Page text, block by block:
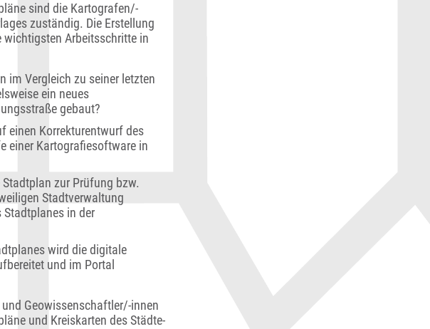
sind die Kartografen/-
zuständig. Die Erstellung
wichtigsten Arbeitsschritte in
im Vergleich zu seiner letzten
ein neues
gebaut?
einen Korrekturentwurf des
einer Kartografiesoftware in
zur Prüfung bzw.
Stadtverwaltung
Stadtplanes in der
wird die digitale
und im Portal
Geowissenschaftler/-innen
und Kreiskarten des Städte-